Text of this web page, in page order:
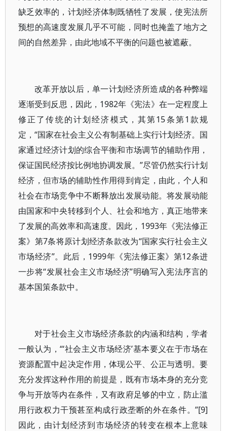
缺乏效率的，计划经济体制既牺牲了发展，使宪法所
预想的高速度发展几乎不可能，同时也掩盖了地方之
间的自然差异，由此地域不平衡的问题也被遮蔽。
改革开放以后，单一计划经济所造成的各种弊端
逐渐受到反思，因此，1982年《宪法》在一定程度上
修正了传统的计划经济模式，其第15条第1款规
定，“国家在社会主义公有制基础上实行计划经济。国
家通过经济计划的综合平衡和市场调节的辅助作用，
保证国民经济按比例地协调发展。”尽管仍然实行计划
经济，但市场的辅助性作用得到肯定，由此，个人和
社会在市场竞争中不断释放出发展动能。将发展动能
由国家和中央转移到个人、社会和地方，真正地带来
了发展的高效率和高速度。因此，1993年《宪法修正
案》第7条将原计划经济条款改为“国家实行社会主义
市场经济”。此后，1999年《宪法修正案》第12条进
一步将“发展社会主义市场经济”明确写入宪法序言的
基本国策条款中。
对于社会主义市场经济条款的内涵和结构，学者
一般认为，“‘社会主义市场经济’基本要义在于市场在
资源配置中起决定作用，体现公平、公正与透明。要
充分发挥这种作用的前提是，既有市场本身的充分竞
争与开放等内在条件，又有政府足够的中立，防止滥
用行政权力干预甚至构成行政垄断的外在条件。”[9]
因此，由计划经济到市场经济的转变在根本上意味